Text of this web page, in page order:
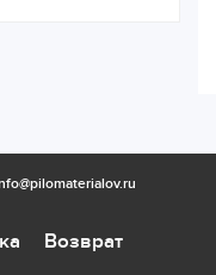
Возврат